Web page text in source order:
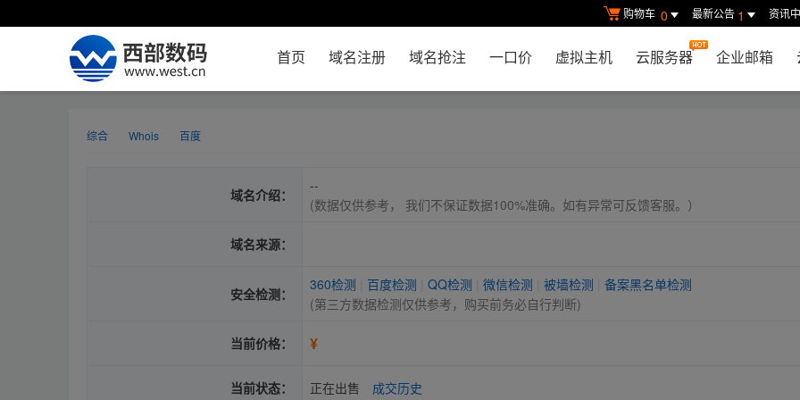
购物车 0 最新公告 1 资讯
首页 域名注册 域名抢注 一口价 虚拟主机 云服务器 企业邮箱
综合 Whois 百度
域名介绍：
--
(数据仅供参考， 我们不保证数据100%准确。如有异常可反馈客服。）
域名来源：
安全检测：
360检测 百度检测 QQ检测 微信检测 被墙检测
备案黑名单检测
(第三方数据检测仅供参考，购买前务必自行判断)
当前价格： ¥
当前状态： 正在出售 成交历史